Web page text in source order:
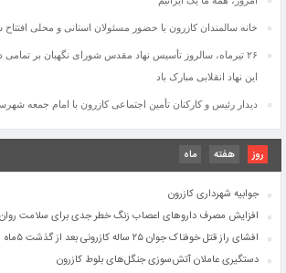
خانه سالمندان کازرون با حضور مسئولان استانی و محلی افتتاح
۲۶ تیرماه، سالروز تأسیس نهاد مقدس شورای نگهبان بر
این نهاد انقلابی مبارک باد
دیدار رئیس و کارکنان تأمین اجتماعی کازرون با امام جمعه
روز هفته ماه
دستگیری عاملان آتش‌سوزی جنگل‌های بلوط کازرون
دکتر حمید هاشمی سرپرست شهرداری کازرون شد
سردار سرتیپ پاسدار حاج ایوب سلیمانی به سمت معاون
دو ستاره استقلال کازرون به تیم ملی جوانان پیوستند
اجرای طرح جامع تقویت زیرساخت مخابراتی در شهرستان کازرون
۲۶ تیرماه، سالروز تأسیس نهاد مقدس شورای نگهبان بر تمامی
نهاد انقلابی مبارک باد
جوابیه شهرداری کازرون
افزایش مصرف داروهای اعصاب زنگ خطر جدی برای سلامت
افشای راز قتل خوفناک جوان ۲۵ ساله کازرونی بعد از گذشت ۵ماه
دستگیری عاملان آتش‌سوزی جنگل‌های بلوط کازرون